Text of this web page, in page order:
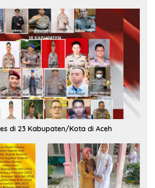
di 23 Kabupaten/Kota di Aceh